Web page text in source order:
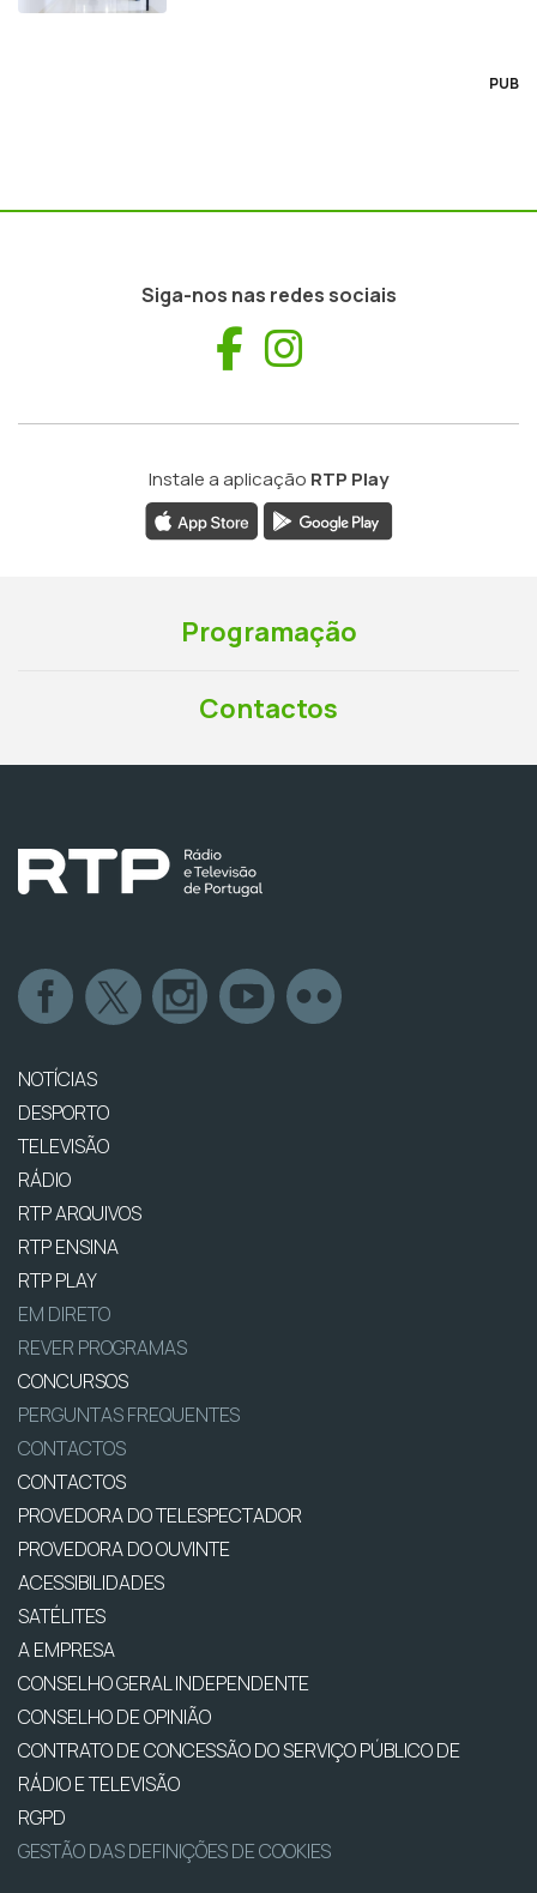
PUB
Siga-nos nas redes sociais
Facebook
Instale a aplicação RTP Play
Programação
Contactos
NOTÍCIAS
DESPORTO
TELEVISÃO
RÁDIO
RTP ARQUIVOS
RTP ENSINA
RTP PLAY
EM DIRETO
REVER PROGRAMAS
CONCURSOS
PERGUNTAS FREQUENTES
CONTACTOS
CONTACTOS
PROVEDORA DO TELESPECTADOR
PROVEDORA DO OUVINTE
ACESSIBILIDADES
SATÉLITES
A EMPRESA
CONSELHO GERAL INDEPENDENTE
CONSELHO DE OPINIÃO
CONTRATO DE CONCESSÃO DO SERVIÇO PÚBLICO DE
RÁDIO E TELEVISÃO
RGPD
GESTÃO DAS DEFINIÇÕES DE COOKIES